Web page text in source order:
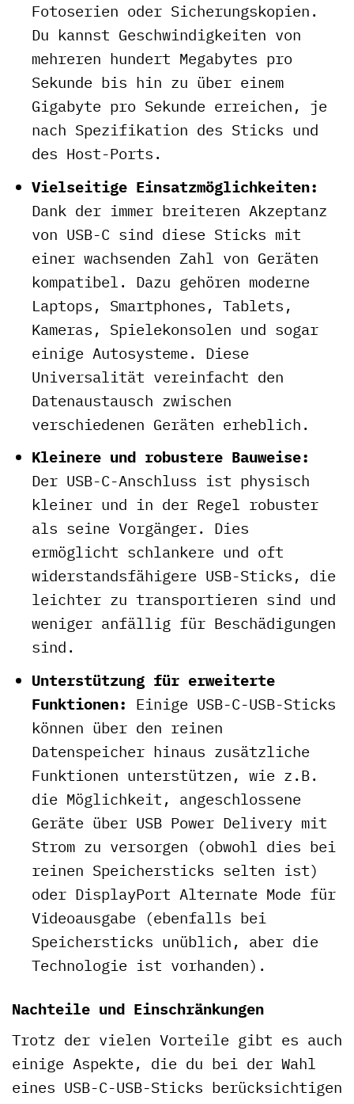
Fotoserien oder Sicherungskopien.
Du kannst Geschwindigkeiten von
mehreren hundert Megabytes pro
Sekunde bis hin zu über einem
Gigabyte pro Sekunde erreichen, je
nach Spezifikation des Sticks und
des Host-Ports.
Vielseitige Einsatzmöglichkeiten:
Dank der immer breiteren Akzeptanz
von USB-C sind diese Sticks mit
einer wachsenden Zahl von Geräten
kompatibel. Dazu gehören moderne
Laptops, Smartphones, Tablets,
Kameras, Spielekonsolen und sogar
einige Autosysteme. Diese
Universalität vereinfacht den
Datenaustausch zwischen
verschiedenen Geräten erheblich.
Kleinere und robustere Bauweise:
Der USB-C-Anschluss ist physisch
kleiner und in der Regel robuster
als seine Vorgänger. Dies
ermöglicht schlankere und oft
widerstandsfähigere USB-Sticks, die
leichter zu transportieren sind und
weniger anfällig für Beschädigungen
sind.
Unterstützung für erweiterte
Funktionen: Einige USB-C-USB-Sticks
können über den reinen
Datenspeicher hinaus zusätzliche
Funktionen unterstützen, wie z.B.
die Möglichkeit, angeschlossene
Geräte über USB Power Delivery mit
Strom zu versorgen (obwohl dies bei
reinen Speichersticks selten ist)
oder DisplayPort Alternate Mode für
Videoausgabe (ebenfalls bei
Speichersticks unüblich, aber die
Technologie ist vorhanden).
Nachteile und Einschränkungen
Trotz der vielen Vorteile gibt es auch
einige Aspekte, die du bei der Wahl
eines USB-C-USB-Sticks berücksichtigen